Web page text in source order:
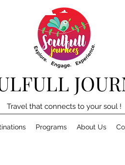
Travel that connects to your soul !
Programs About Us